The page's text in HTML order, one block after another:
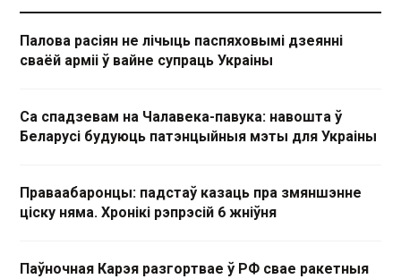
Палова расіян не лічыць паспяховымі дзеянні
сваёй арміі ў вайне супраць Украіны
Са спадзевам на Чалавека-павука: навошта ў
Беларусі будуюць патэнцыйныя мэты для Украіны
Праваабаронцы: падстаў казаць пра змяншэнне
ціску няма. Хронікі рэпрэсій 6 жніўня
Паўночная Карэя разгортвае ў РФ свае ракетныя